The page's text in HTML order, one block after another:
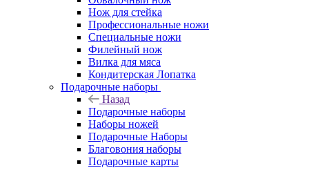
Нож для стейка
Профессиональные ножи
Специальные ножи
Филейный нож
Вилка для мяса
Кондитерская Лопатка
Подарочные наборы
Назад
Подарочные наборы
Наборы ножей
Подарочные Наборы
Благовония наборы
Подарочные карты